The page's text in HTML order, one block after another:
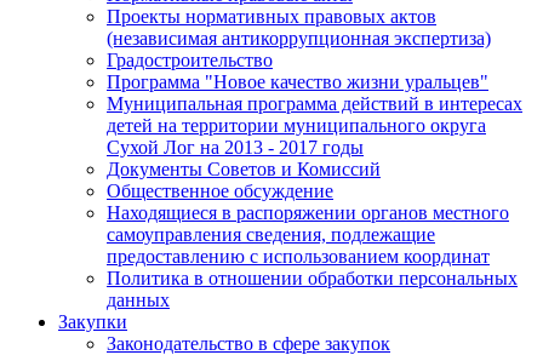
Проекты нормативных правовых актов
(независимая антикоррупционная экспертиза)
Градостроительство
Программа "Новое качество жизни уральцев"
Муниципальная программа действий в интересах
детей на территории муниципального округа
Сухой Лог на 2013 - 2017 годы
Документы Советов и Комиссий
Общественное обсуждение
Находящиеся в распоряжении органов местного
самоуправления сведения, подлежащие
предоставлению с использованием координат
Политика в отношении обработки персональных
данных
Закупки
Законодательство в сфере закупок